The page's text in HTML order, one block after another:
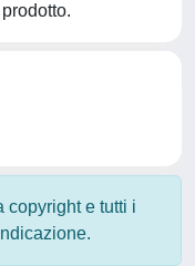
copyright e tutti i